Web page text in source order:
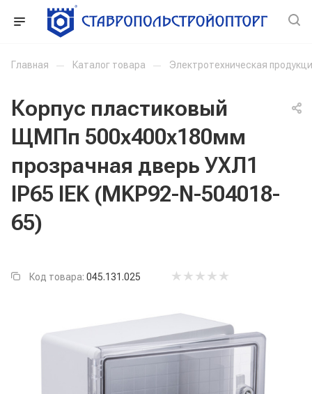
Главная — Каталог товара — Электротехническая
Корпус пластиковый
ЩМПп 500х400х180мм
прозрачная дверь УХЛ1
IP65 IEK (MKP92-N-504018-
65)
Код товара: 045.131.025